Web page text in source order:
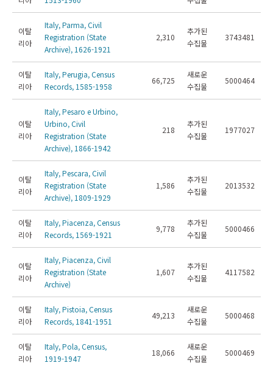
이탈
리아
Italy, Parma, Civil
Registration (State
Archive), 1626-1921
2,310
추가된
수집물
3743481
이탈
리아
Italy, Perugia, Census
Records, 1585-1958
66,725
새로운
수집물
5000464
이탈
리아
Italy, Pesaro e Urbino,
Urbino, Civil
Registration (State
Archive), 1866-1942
218
추가된
수집물
1977027
이탈
리아
Italy, Pescara, Civil
Registration (State
Archive), 1809-1929
1,586
추가된
수집물
2013532
이탈
리아
Italy, Piacenza, Census
Records, 1569-1921
9,778
추가된
수집물
5000466
이탈
리아
Italy, Piacenza, Civil
Registration (State
Archive)
1,607
추가된
수집물
4117582
이탈
리아
Italy, Pistoia, Census
Records, 1841-1951
49,213
새로운
수집물
5000468
이탈
리아
Italy, Pola, Census,
1919-1947
18,066
새로운
수집물
5000469